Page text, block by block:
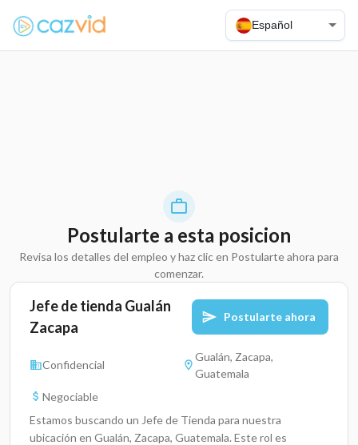
Español
Postularte a esta posicion
Revisa los detalles del empleo y haz clic en Postularte ahora para
comenzar.
Jefe de tienda Gualán
Zacapa
Postularte ahora
Confidencial
Gualán, Zacapa,
Guatemala
Negociable
Estamos buscando un Jefe de Tienda para nuestra
ubicación en Gualán, Zacapa, Guatemala. Este rol es